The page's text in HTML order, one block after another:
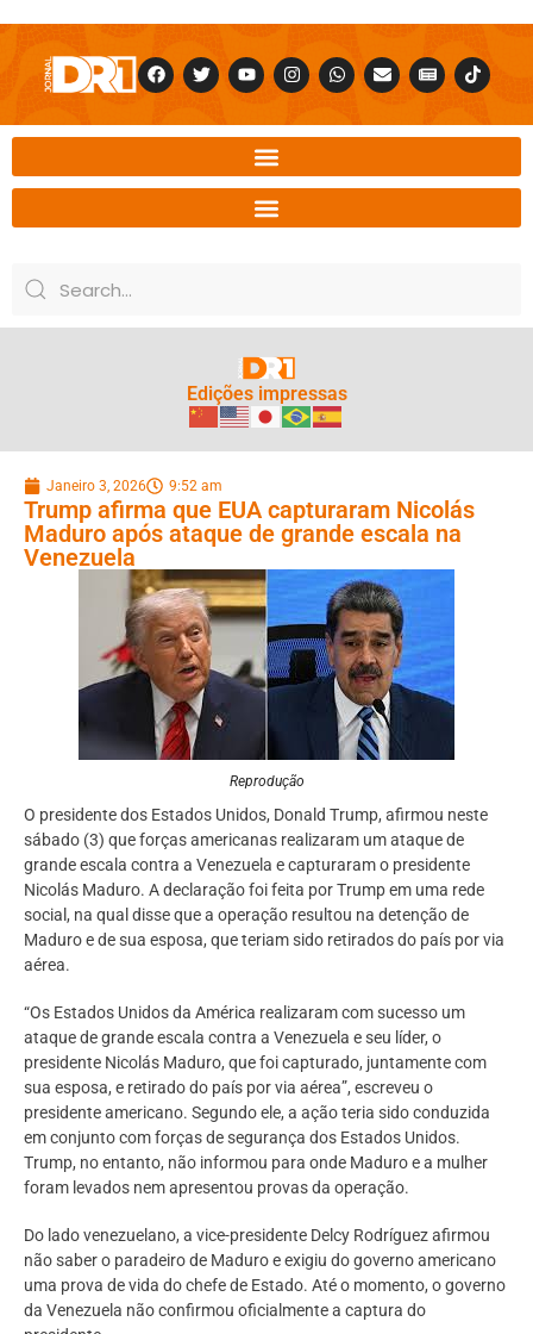
Edições impressas
Janeiro 3, 2026 9:52 am
Trump afirma que EUA capturaram Nicolás
Maduro após ataque de grande escala na
Venezuela
Reprodução
O presidente dos Estados Unidos, Donald Trump, afirmou neste
sábado (3) que forças americanas realizaram um ataque de
grande escala contra a Venezuela e capturaram o presidente
Nicolás Maduro. A declaração foi feita por Trump em uma rede
social, na qual disse que a operação resultou na detenção de
Maduro e de sua esposa, que teriam sido retirados do país por via
aérea.
“Os Estados Unidos da América realizaram com sucesso um
ataque de grande escala contra a Venezuela e seu líder, o
presidente Nicolás Maduro, que foi capturado, juntamente com
sua esposa, e retirado do país por via aérea”, escreveu o
presidente americano. Segundo ele, a ação teria sido conduzida
em conjunto com forças de segurança dos Estados Unidos.
Trump, no entanto, não informou para onde Maduro e a mulher
foram levados nem apresentou provas da operação.
Do lado venezuelano, a vice-presidente Delcy Rodríguez afirmou
não saber o paradeiro de Maduro e exigiu do governo americano
uma prova de vida do chefe de Estado. Até o momento, o governo
da Venezuela não confirmou oficialmente a captura do